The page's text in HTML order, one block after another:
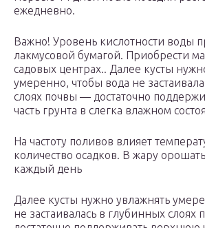
ежедневно.
Важно! Уровень кислотности воды
лакмусовой бумагой. Приобрести
садовых центрах.. Далее кусты
умеренно, чтобы вода не
слоях почвы — достаточно
часть грунта в слегка влажном
На частоту поливов влияет
количество осадков. В жару
каждый день
Далее кусты нужно увлажнять
не застаивалась в глубинных